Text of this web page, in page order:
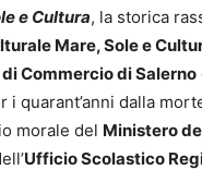
e Cultura, la storica
Mare, Sole e
Commercio di Salerno
quarant’anni dalla
morale del Ministero
Ufficio Scolastico